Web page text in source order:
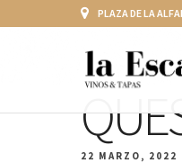
PLAZA DE LA
22 MARZO, 2022